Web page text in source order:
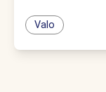
Valo